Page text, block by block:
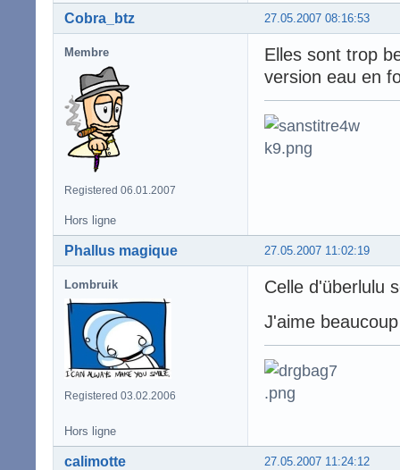
27.05.2007 08:16:53
Cobra_btz
Membre
Registered 06.01.2007
Elles sont trop
version eau en
Hors ligne
27.05.2007 11:02:19
Phallus magique
Lombruik
Registered 03.02.2006
Celle d'überlulu
J'aime
Hors ligne
27.05.2007 11:24:12
calimotte